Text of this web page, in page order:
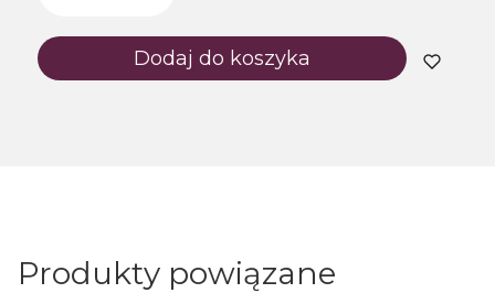
Dodaj do koszyka
Produkty powiązane